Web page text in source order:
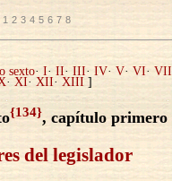
1 2 3 4 5 6 7 8
sexto· I· II· III· IV· V· VI· VII
· XI· XII· XIII ]
{134}, capítulo primero
del legislador